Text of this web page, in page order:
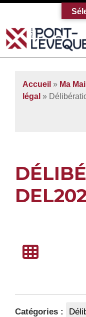
Accueil » Ma
légal »
Catégories :